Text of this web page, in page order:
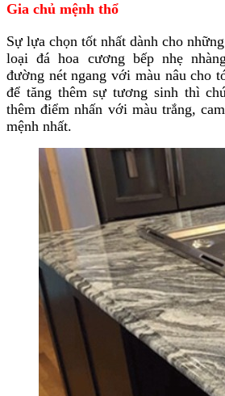
Gia chủ mệnh thổ
Sự lựa chọn tốt nhất dành cho
loại đá hoa cương bếp nhẹ
đường nét ngang với màu nâu cho
để tăng thêm sự tương sinh thì
thêm điểm nhấn với màu trắng,
mệnh nhất.